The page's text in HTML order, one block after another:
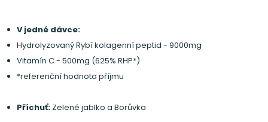
V jedné dávce:
Hydrolyzovaný Rybí kolagenní peptid - 9000mg
Vitamín C - 500mg (625% RHP*)
*referenční hodnota příjmu
Příchuť: Zelené jablko a Borůvka